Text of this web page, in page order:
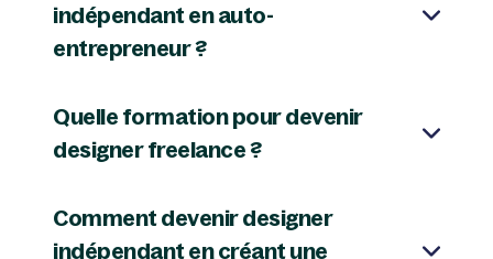
indépendant en auto-
entrepreneur ?
structure juridique
pour encadrer son
activité professionnelle. Il peut décider
d’opter pour lestatut d’auto-entrepreneur
C’est un statut très simple et avantageux
Quelle formation pour devenir
designer freelance ?
designer freelance : il faut également avoir
certaines compétences techniques qui
Comment devenir designer
indépendant en créant une